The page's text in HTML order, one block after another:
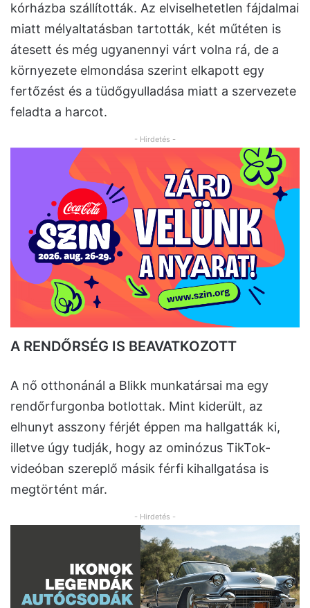
kórházba szállították. Az elviselhetetlen fájdalmai
miatt mélyaltatásban tartották, két műtéten is
átesett és még ugyanennyi várt volna rá, de a
környezete elmondása szerint elkapott egy
fertőzést és a tüdőgyulladása miatt a szervezete
feladta a harcot.
- Hirdetés -
A RENDŐRSÉG IS BEAVATKOZOTT
A nő otthonánál a Blikk munkatársai ma egy
rendőrfurgonba botlottak. Mint kiderült, az
elhunyt asszony férjét éppen ma hallgatták ki,
illetve úgy tudják, hogy az ominózus TikTok-
videóban szereplő másik férfi kihallgatása is
megtörtént már.
- Hirdetés -